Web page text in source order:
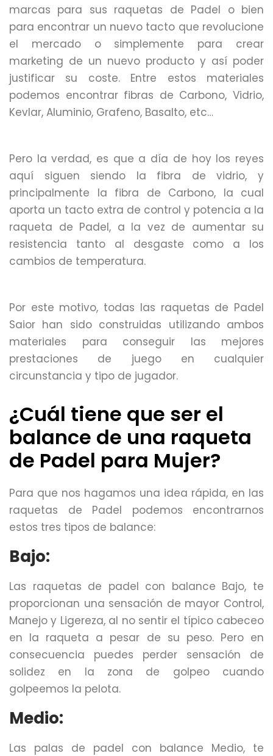
marcas para sus raquetas de Padel o bien
para encontrar un nuevo tacto que revolucione
el mercado o simplemente para crear
marketing de un nuevo producto y así poder
justificar su coste. Entre estos materiales
podemos encontrar fibras de Carbono, Vidrio,
Kevlar, Aluminio, Grafeno, Basalto, etc…
Pero la verdad, es que a día de hoy los reyes
aquí siguen siendo la fibra de vidrio, y
principalmente la fibra de Carbono, la cual
aporta un tacto extra de control y potencia a la
raqueta de Padel, a la vez de aumentar su
resistencia tanto al desgaste como a los
cambios de temperatura.
Por este motivo, todas las raquetas de Padel
Saior han sido construidas utilizando ambos
materiales para conseguir las mejores
prestaciones de juego en cualquier
circunstancia y tipo de jugador.
¿Cuál tiene que ser el
balance de una raqueta
de Padel para Mujer?
Para que nos hagamos una idea rápida, en las
raquetas de Padel podemos encontrarnos
estos tres tipos de balance:
Bajo:
Las raquetas de padel con balance Bajo, te
proporcionan una sensación de mayor Control,
Manejo y Ligereza, al no sentir el típico cabeceo
en la raqueta a pesar de su peso. Pero en
consecuencia puedes perder sensación de
solidez en la zona de golpeo cuando
golpeemos la pelota.
Medio:
Las palas de padel con balance Medio, te